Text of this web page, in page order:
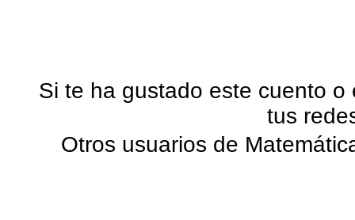
Si te ha gustado este cuento
tus
Otros usuarios de